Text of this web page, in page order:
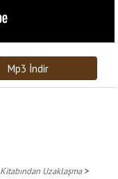
Mp3 İndir
Kitabından Uzaklaşma>